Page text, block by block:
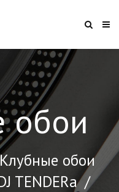
обои
Клубные обои
TENDERа /